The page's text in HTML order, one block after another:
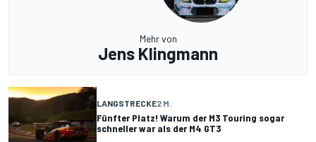
Mehr von
Jens Klingmann
LANGSTRECKE2 M.
Fünfter Platz! Warum der M3 Touring sogar
schneller war als der M4 GT3